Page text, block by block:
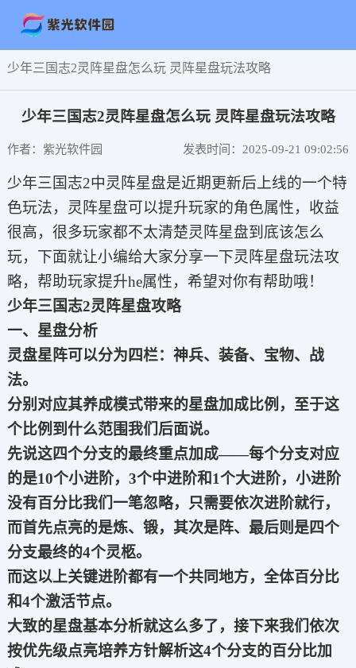
少年三国志2灵阵星盘怎么玩 灵阵星盘玩法攻略
少年三国志2灵阵星盘怎么玩 灵阵星盘玩法攻略
作者：紫光软件园 发表时间：2025-09-21 09:02:56
少年三国志2中灵阵星盘是近期更新后上线的一个特
色玩法，灵阵星盘可以提升玩家的角色属性，收益
很高，很多玩家都不太清楚灵阵星盘到底该怎么
玩，下面就让小编给大家分享一下灵阵星盘玩法攻
略，帮助玩家提升he属性，希望对你有帮助哦！
少年三国志2灵阵星盘攻略
一、星盘分析
灵盘星阵可以分为四栏：神兵、装备、宝物、战
法。
分别对应其养成模式带来的星盘加成比例，至于这
个比例到什么范围我们后面说。
先说这四个分支的最终重点加成——每个分支对应
的是10个小进阶，3个中进阶和1个大进阶，小进阶
没有百分比我们一笔忽略，只需要依次进阶就行，
而首先点亮的是炼、锻，其次是阵、最后则是四个
分支最终的4个灵柩。
而这以上关键进阶都有一个共同地方，全体百分比
和4个激活节点。
大致的星盘基本分析就这么多了，接下来我们依次
按优先级点亮培养方针解析这4个分支的百分比加